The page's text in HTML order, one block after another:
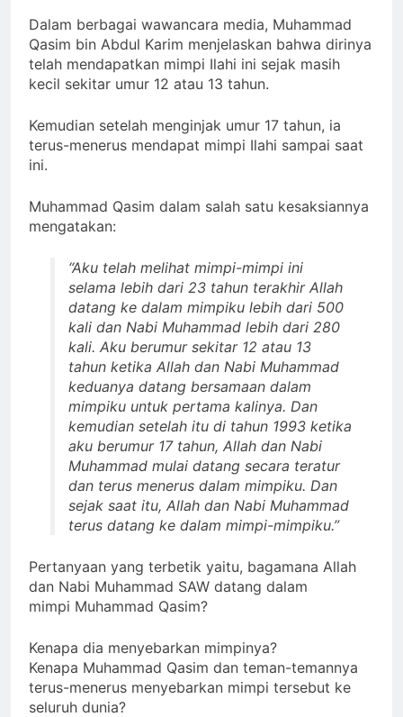
Dalam berbagai wawancara media, Muhammad
Qasim bin Abdul Karim menjelaskan bahwa dirinya
telah mendapatkan mimpi Ilahi ini sejak masih
kecil sekitar umur 12 atau 13 tahun.
Kemudian setelah menginjak umur 17 tahun, ia
terus-menerus mendapat mimpi Ilahi sampai saat
ini.
Muhammad Qasim dalam salah satu kesaksiannya
mengatakan:
“Aku telah melihat mimpi-mimpi ini
selama lebih dari 23 tahun terakhir Allah
datang ke dalam mimpiku lebih dari 500
kali dan Nabi Muhammad lebih dari 280
kali. Aku berumur sekitar 12 atau 13
tahun ketika Allah dan Nabi Muhammad
keduanya datang bersamaan dalam
mimpiku untuk pertama kalinya. Dan
kemudian setelah itu di tahun 1993 ketika
aku berumur 17 tahun, Allah dan Nabi
Muhammad mulai datang secara teratur
dan terus menerus dalam mimpiku. Dan
sejak saat itu, Allah dan Nabi Muhammad
terus datang ke dalam mimpi-mimpiku.”
Pertanyaan yang terbetik yaitu, bagamana Allah
dan Nabi Muhammad SAW datang dalam
mimpi Muhammad Qasim?
Kenapa dia menyebarkan mimpinya?
Kenapa Muhammad Qasim dan teman-temannya
terus-menerus menyebarkan mimpi tersebut ke
seluruh dunia?